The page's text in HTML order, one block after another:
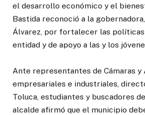
el desarrollo económico y el
Bastida reconoció a la
Álvarez, por fortalecer las
entidad y de apoyo a las y los
Ante representantes de Cámaras y
empresariales e industriales,
Toluca, estudiantes y buscadores
alcalde afirmó que el municipio